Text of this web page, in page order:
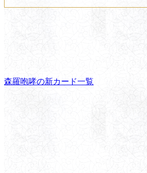
森羅咆哮の新カード一覧